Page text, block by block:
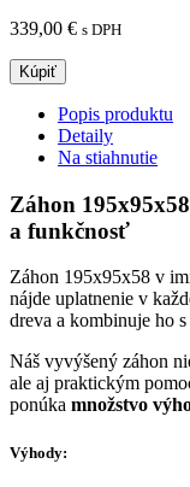
339,00 € s DPH
Kúpiť
Popis produktu
Detaily
Na stiahnutie
Záhon
a funkčnosť
Záhon 195x95x58 v
nájde uplatnenie v
dreva a kombinuje ho
Náš vyvýšený záhon
ale aj praktickým
ponúka množstvo
Výhody: